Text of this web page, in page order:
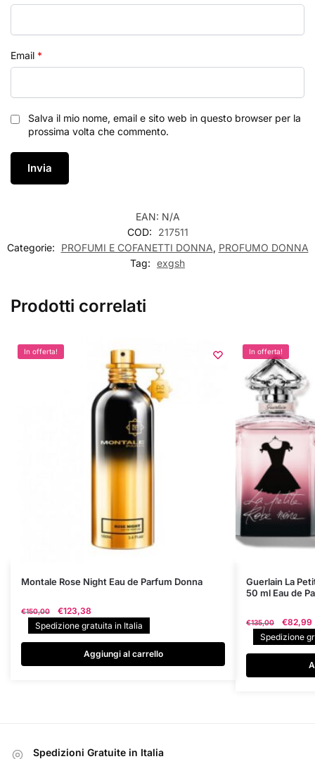
Email *
Salva il mio nome, email e sito web in questo browser per la
prossima volta che commento.
EAN: N/A
COD:
217511
Categorie:
PROFUMI E COFANETTI DONNA, PROFUMO DONNA
Tag: exgsh
Prodotti correlati
In offerta!
Montale Rose Night Eau de Parfum Donna
€150,00
Il
prezzo
originale
€123,38
prezzo
attuale
è:
Spedizione gratuita in Italia
Aggiungi al carrello
In offerta!
Guerlain La
50 ml Eau de
€135,00
Il
prezzo
originale
€82,99
Spedizione
Spedizioni Gratuite in Italia